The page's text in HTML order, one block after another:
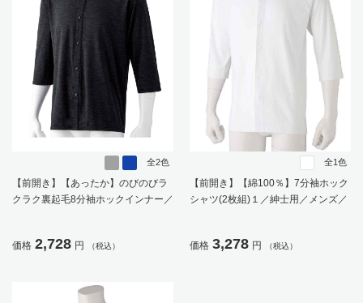
全2色
【前開き】【あったか】のびのびラ
クラク裏起毛8分袖ホックインナー／
価格 2,728 円 （税込）
全1色
【前開き】【綿100％】7分袖ホック
シャツ(2枚組)１／紳士用／メンズ／
脱ぎやすい／着やすい／腰曲がり／
価格 3,278 円 （税込）